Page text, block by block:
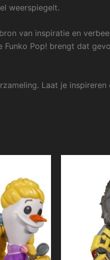
weerspiegelt.
van inspiratie en
Pop! brengt dat
Laat je